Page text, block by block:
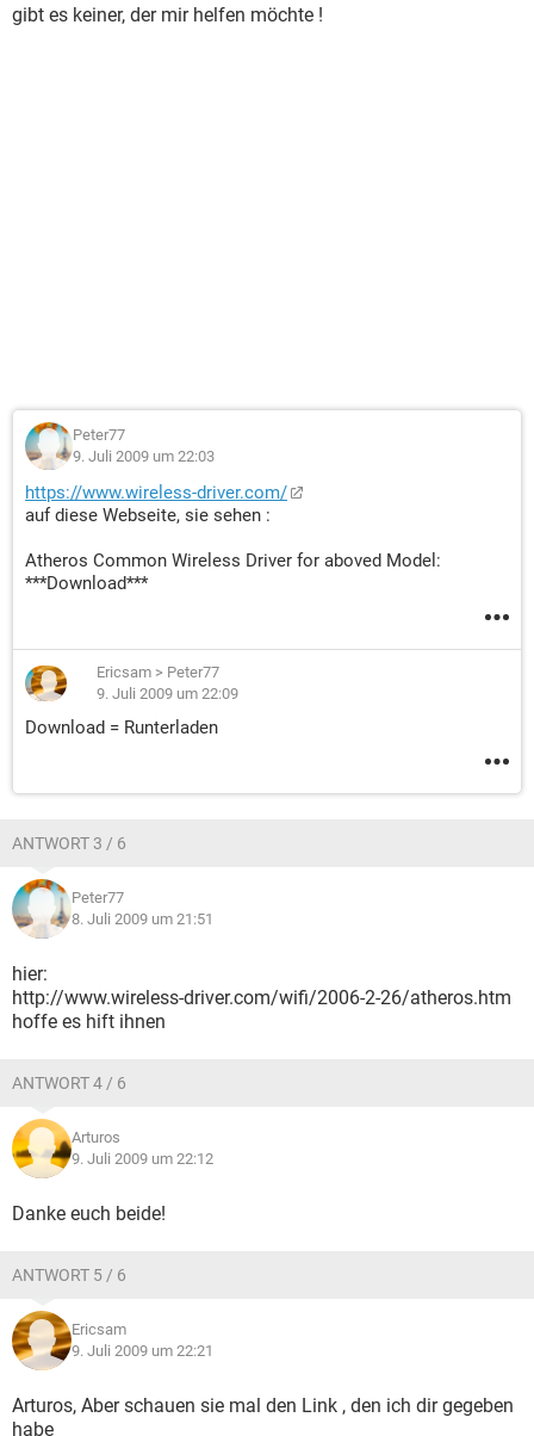
gibt es keiner, der mir helfen möchte !
Peter77
9. Juli 2009 um 22:03
https://www.wireless-driver.com/
auf diese Webseite, sie sehen :
Atheros Common Wireless Driver for aboved Model:
***Download***
Ericsam > Peter77
9. Juli 2009 um 22:09
Download = Runterladen
ANTWORT 3 / 6
Peter77
8. Juli 2009 um 21:51
hier:
http://www.wireless-driver.com/wifi/2006-2-26/atheros.htm
hoffe es hift ihnen
ANTWORT 4 / 6
Arturos
9. Juli 2009 um 22:12
Danke euch beide!
ANTWORT 5 / 6
Ericsam
9. Juli 2009 um 22:21
Arturos, Aber schauen sie mal den Link , den ich dir gegeben
habe